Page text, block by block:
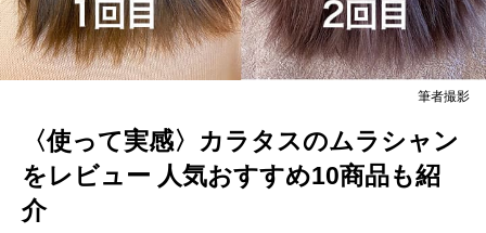
筆者撮影
〈使って実感〉カラタスのムラシャン
をレビュー 人気おすすめ10商品も紹
介